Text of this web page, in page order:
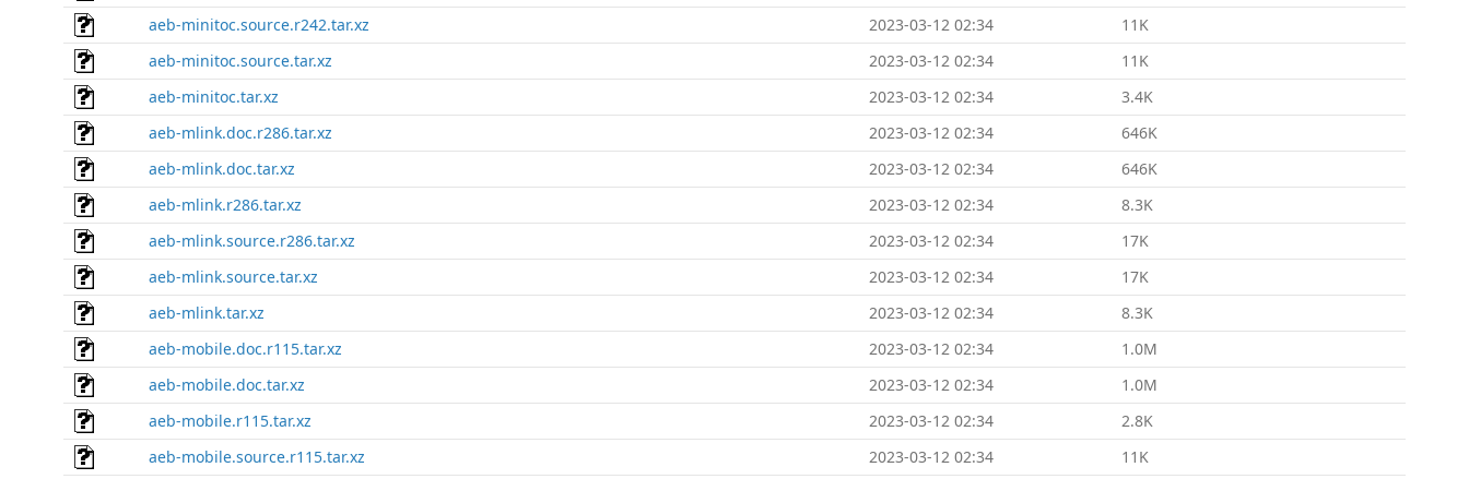
aeb-minitoc.source.r242.tar.xz
2023-03-12 02:34
11K
aeb-minitoc.source.tar.xz
2023-03-12 02:34
11K
aeb-minitoc.tar.xz
2023-03-12 02:34
3.4K
aeb-mlink.doc.r286.tar.xz
2023-03-12 02:34
646K
aeb-mlink.doc.tar.xz
2023-03-12 02:34
646K
aeb-mlink.r286.tar.xz
2023-03-12 02:34
8.3K
aeb-mlink.source.r286.tar.xz
2023-03-12 02:34
17K
aeb-mlink.source.tar.xz
2023-03-12 02:34
17K
aeb-mlink.tar.xz
2023-03-12 02:34
8.3K
aeb-mobile.doc.r115.tar.xz
2023-03-12 02:34
1.0M
aeb-mobile.doc.tar.xz
2023-03-12 02:34
1.0M
aeb-mobile.r115.tar.xz
2023-03-12 02:34
2.8K
aeb-mobile.source.r115.tar.xz
2023-03-12 02:34
11K